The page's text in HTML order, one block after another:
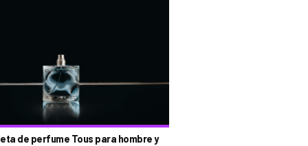
de perfume Tous para hombre y